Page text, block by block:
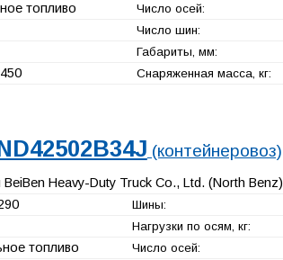
топливо Число осей:
Число шин:
Габариты, мм:
Снаряженная масса, кг:
(контейнеровоз)
BeiBen Heavy-Duty Truck Co., Ltd. (North Benz)
Шины:
Нагрузки по осям, кг:
топливо Число осей: